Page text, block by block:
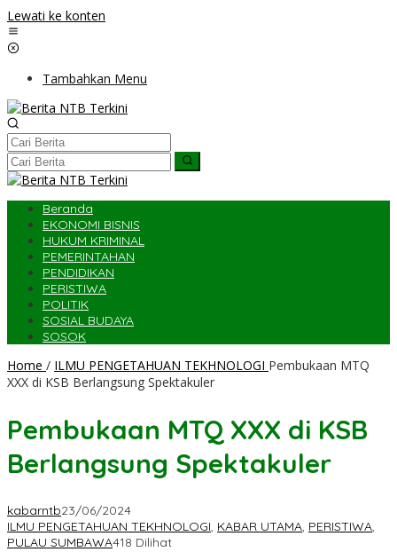
Lewati ke konten
Tambahkan Menu
Beranda
EKONOMI BISNIS
HUKUM KRIMINAL
PEMERINTAHAN
PENDIDIKAN
PERISTIWA
POLITIK
SOSIAL BUDAYA
SOSOK
Home / ILMU PENGETAHUAN TEKHNOLOGI Pembukaan MTQ
XXX di KSB Berlangsung Spektakuler
Pembukaan MTQ XXX di KSB
Berlangsung Spektakuler
kabarntb23/06/2024
ILMU PENGETAHUAN TEKHNOLOGI, KABAR UTAMA, PERISTIWA,
PULAU SUMBAWA418 Dilihat